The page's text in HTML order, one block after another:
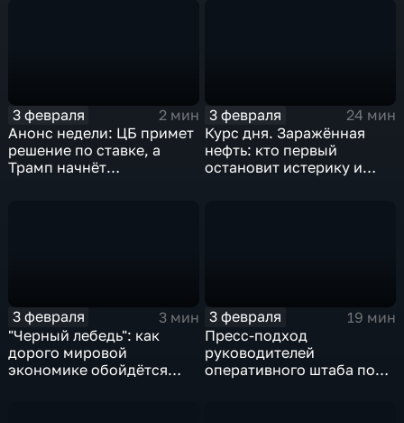
3 февраля
2 мин
Анонс недели: ЦБ примет
решение по ставке, а
Трамп начнёт
3 февраля
24 мин
Курс дня. Заражённая
нефть: кто первый
остановит истерику и
3 февраля
3 мин
"Черный лебедь": как
дорого мировой
экономике обойдётся
3 февраля
19 мин
Пресс-подход
руководителей
оперативного штаба по